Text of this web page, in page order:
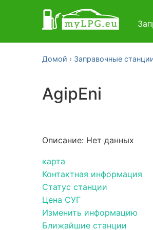
Домой Заправочные
AgipEni
Описание: Нет данных
карта
Контактная информация
Статус станции
Цена СУГ
Изменить информацию
Ближайшие станции